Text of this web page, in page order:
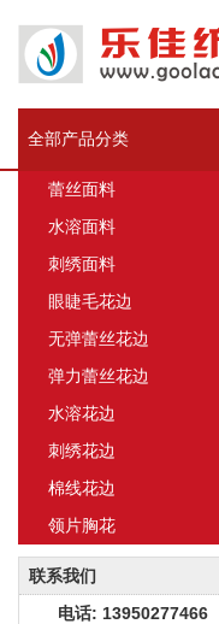
全部产品分类
蕾丝面料
水溶面料
刺绣面料
眼睫毛花边
无弹蕾丝花边
弹力蕾丝花边
水溶花边
刺绣花边
棉线花边
领片胸花
联系我们
电话: 13950277466